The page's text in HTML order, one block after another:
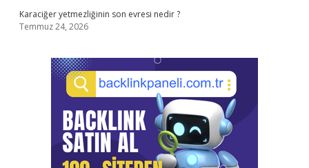
Karaciğer yetmezliğinin son evresi nedir ?
Temmuz 24, 2026